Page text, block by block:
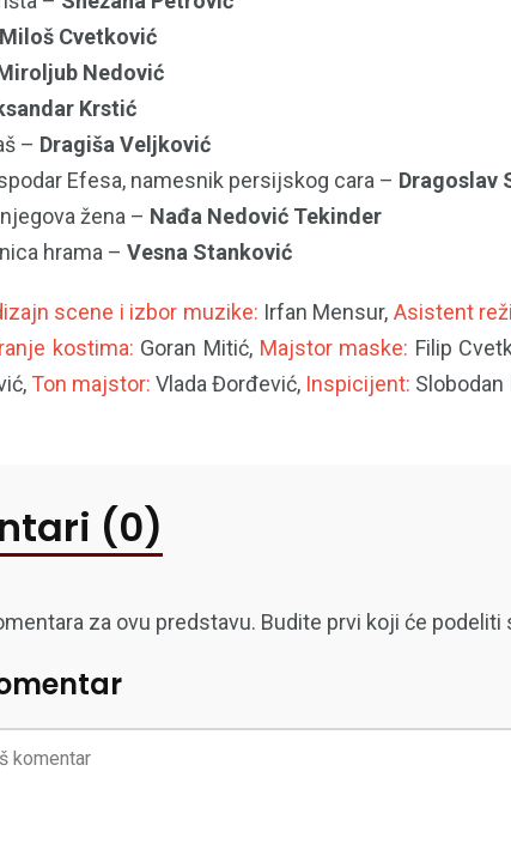
Miloš Cvetković
Nedović
Krstić
– Dragiša Veljković
Efesa, namesnik persijskog cara – Dragoslav
žena – Nađa Nedović Tekinder
hrama – Vesna Stanković
scene i izbor muzike: Irfan Mensur, Asistent
kostima: Goran Mitić, Majstor maske: Filip
Ton majstor: Vlada Đorđević,Inspicijent: Slobodan
(0)
za ovu predstavu. Budite prvi koji će podeliti